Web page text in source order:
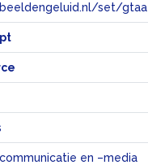
set/gtaa
en –media